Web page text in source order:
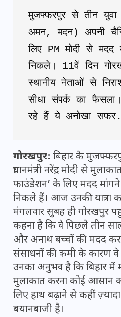
मुजफ्फरपुर से तीन युवा
अमन, मदन) अपनी
लिए PM मोदी से मदद
निकले। 11वें दिन
स्थानीय नेताओं से
सीधा संपर्क का
रहे हैं ये अनोखा
गोरखपुर: बिहार के
प्रधानमंत्री नरेंद्र मोदी से
फाउंडेशन’ के लिए मदद
निकले हैं। आज उनकी यात्रा
मंगलवार सुबह ही गोरखपुर
कहना है कि वे पिछले तीन
और अनाथ बच्चों की मदद
संसाधनों की कमी के कारण वे
उनका अनुभव है कि बिहार में
मुलाकात करना कोई आसान
लिए हाथ बढ़ाने से कहीं ज़्यादा
बयानबाजी है।